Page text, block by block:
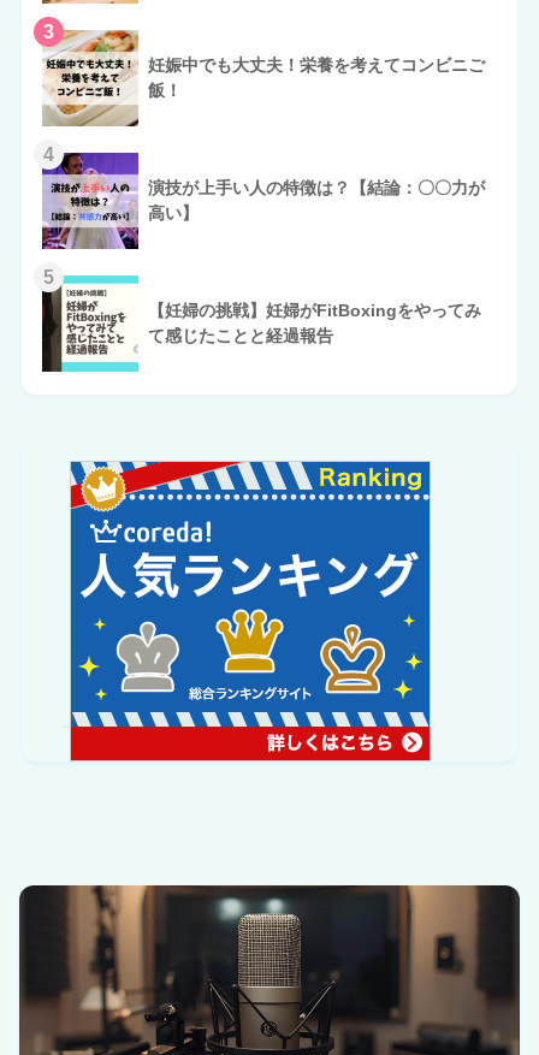
3
妊娠中でも大丈夫！栄養を考えてコンビニご
飯！
4
演技が上手い人の特徴は？【結論：〇〇力が
高い】
5
【妊婦の挑戦】妊婦がFitBoxingをやってみ
て感じたことと経過報告